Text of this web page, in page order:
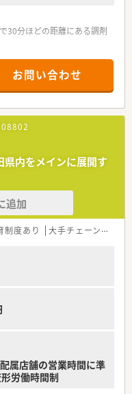
30分ほどの距離にある調剤
ています。
薬剤情報の提供など
て頂きます。
舗以上ある調剤薬局チェー
を続けており、他業種も運
ています。
密着型のクリニックとのマ
宅や施設在宅も行っている
たりするケースや新規開局
どの決定権があるケースも
います。
んやラウンダー勤務の方が
望なども、ご相談がしやす
にとっても働きやすい会社
お問い合わせ
県内をメインに展開す
追加
制度あり 大手チェーン以外
属店舗の営業時間に準
労働時間制